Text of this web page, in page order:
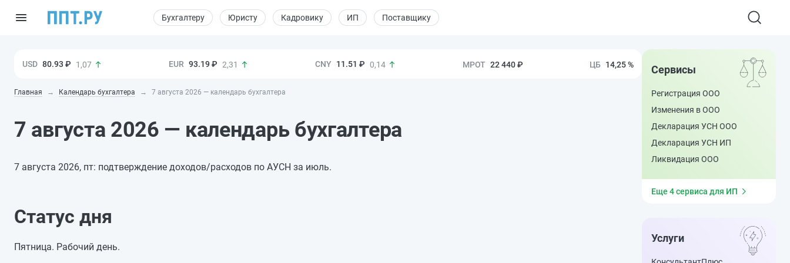
Бухгалтеру Юристу Кадровику ИП Поставщику
80.93 ₽ 1,07 93.19 ₽ 2,31 11.51 ₽ 0,14 22 440 ₽ 14,25 %
Главная Календарь бухгалтера 7 августа 2026 — календарь бухгалтера
7 августа 2026 — календарь бухгалтера
7 августа 2026, пт: подтверждение доходов/расходов по АУСН за июль.
Статус дня
Пятница. Рабочий день.
Сервисы
Регистрация ООО
Изменения в ООО
Декларация УСН ООО
Декларация УСН ИП
Ликвидация ООО
Еще 4 сервиса для ИП
Услуги